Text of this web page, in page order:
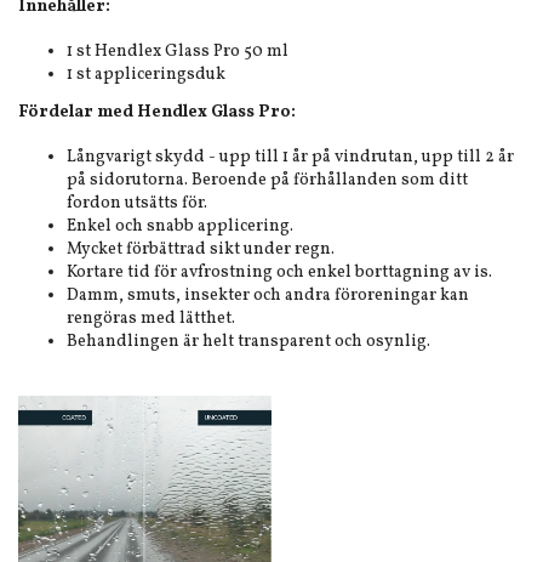
Innehåller:
1 st Hendlex Glass Pro 50 ml
1 st appliceringsduk
Fördelar med Hendlex Glass Pro:
Långvarigt skydd - upp till 1 år på vindrutan, upp till 2 år
på sidorutorna. Beroende på förhållanden som ditt
fordon utsätts för.
Enkel och snabb applicering.
Mycket förbättrad sikt under regn.
Kortare tid för avfrostning och enkel borttagning av is.
Damm, smuts, insekter och andra föroreningar kan
rengöras med lätthet.
Behandlingen är helt transparent och osynlig.